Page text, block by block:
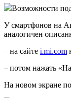
Возможности
У смартфонов на
аналогичен
– на сайте i.mi.com
– потом нажать
На новом экране